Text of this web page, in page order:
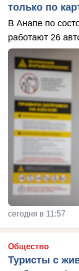
только по
В Анапе по
работают 26
сегодня в 11:57
Общество
Туристы с